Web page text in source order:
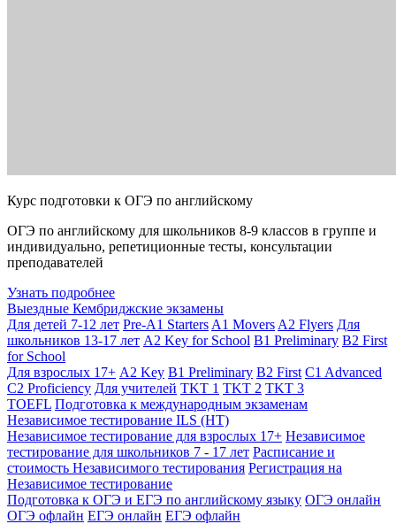
Курс подготовки к ОГЭ по английскому
ОГЭ по английскому для школьников 8-9 классов в группе и
индивидуально, репетиционные тесты, консультации
преподавателей
Узнать подробнее
Выездные Кембриджские экзамены
Для детей 7-12 лет Pre-A1 Starters A1 Movers A2 Flyers Для
школьников 13-17 лет A2 Key for School B1 Preliminary B2 First
for School
Для взрослых 17+ A2 Key B1 Preliminary B2 First C1 Advanced
C2 Proficiency Для учителей TKT 1 TKT 2 TKT 3
TOEFL Подготовка к международным экзаменам
Независимое тестирование ILS (НТ)
Независимое тестирование для взрослых 17+ Независимое
тестирование для школьников 7 - 17 лет Расписание и
стоимость Независимого тестирования Регистрация на
Независимое тестирование
Подготовка к ОГЭ и ЕГЭ по английскому языку ОГЭ онлайн
ОГЭ офлайн ЕГЭ онлайн ЕГЭ офлайн